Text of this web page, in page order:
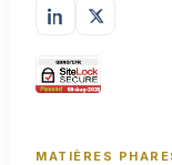
MATIÈRES